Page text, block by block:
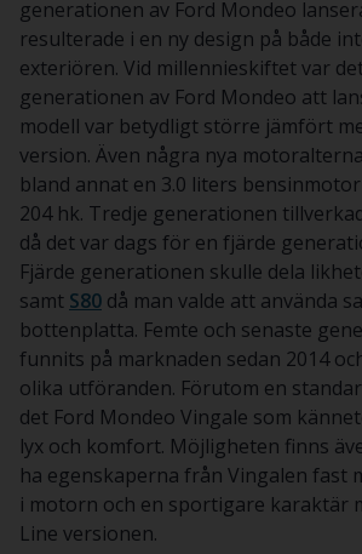
generationen av Ford Mondeo
resulterade i en ny design på både
exteriören. Vid millennieskiftet var
generationen av Ford Mondeo att
modell var betydligt större jämfört
version. Även några nya
bland annat en 3.0 liters
204 hk. Tredje generationen
då det var dags för en fjärde
Fjärde generationen skulle dela
samt S80 då man valde att använda
bottenplatta. Femte och senaste
funnits på marknaden sedan 2014
olika utföranden. Förutom en
det Ford Mondeo Vingale som
lyx och komfort. Möjligheten finns
ha egenskaperna från Vingalen fast
i motorn och en sportigare karaktär
Line versionen.